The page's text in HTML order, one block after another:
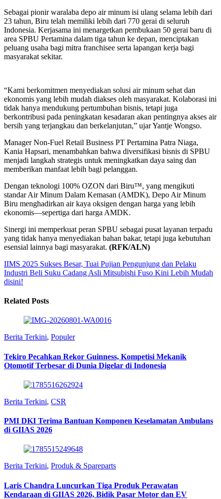
Sebagai pionir waralaba depo air minum isi ulang selama lebih dari
23 tahun, Biru telah memiliki lebih dari 770 gerai di seluruh
Indonesia. Kerjasama ini menargetkan pembukaan 50 gerai baru di
area SPBU Pertamina dalam tiga tahun ke depan, menciptakan
peluang usaha bagi mitra franchisee serta lapangan kerja bagi
masyarakat sekitar.
“Kami berkomitmen menyediakan solusi air minum sehat dan
ekonomis yang lebih mudah diakses oleh masyarakat. Kolaborasi ini
tidak hanya mendukung pertumbuhan bisnis, tetapi juga
berkontribusi pada peningkatan kesadaran akan pentingnya akses air
bersih yang terjangkau dan berkelanjutan,” ujar Yantje Wongso.
Manager Non-Fuel Retail Business PT Pertamina Patra Niaga,
Kania Hapsari, menambahkan bahwa diversifikasi bisnis di SPBU
menjadi langkah strategis untuk meningkatkan daya saing dan
memberikan manfaat lebih bagi pelanggan.
Dengan teknologi 100% OZON dari Biru™, yang mengikuti
standar Air Minum Dalam Kemasan (AMDK), Depo Air Minum
Biru menghadirkan air kaya oksigen dengan harga yang lebih
ekonomis—sepertiga dari harga AMDK.
Sinergi ini memperkuat peran SPBU sebagai pusat layanan terpadu
yang tidak hanya menyediakan bahan bakar, tetapi juga kebutuhan
esensial lainnya bagi masyarakat. (RFK/ALN)
IIMS 2025 Sukses Besar, Tuai Pujian Pengunjung dan Pelaku
Industri Beli Suku Cadang Asli Mitsubishi Fuso Kini Lebih Mudah
disini!
Related Posts
Berita Terkini, Populer
Tekiro Pecahkan Rekor Guinness, Kompetisi Mekanik
Otomotif Terbesar di Dunia Digelar di Indonesia
Berita Terkini, CSR
PMI DKI Terima Bantuan Komponen Keselamatan Ambulans
di GIIAS 2026
Berita Terkini, Produk & Spareparts
Laris Chandra Luncurkan Tiga Produk Perawatan
Kendaraan di GIIAS 2026, Bidik Pasar Motor dan EV